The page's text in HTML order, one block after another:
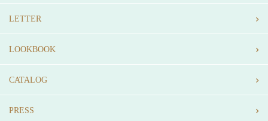
LETTER
LOOKBOOK
CATALOG
PRESS